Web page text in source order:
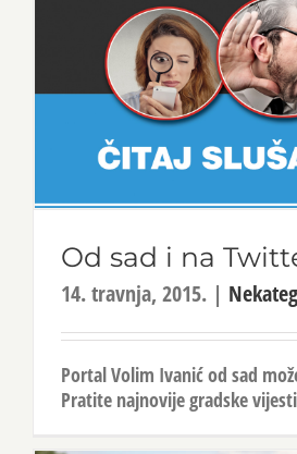
Od sad i na
14. travnja, 2015. |
Portal Volim Ivanić od sad
Pratite najnovije gradske